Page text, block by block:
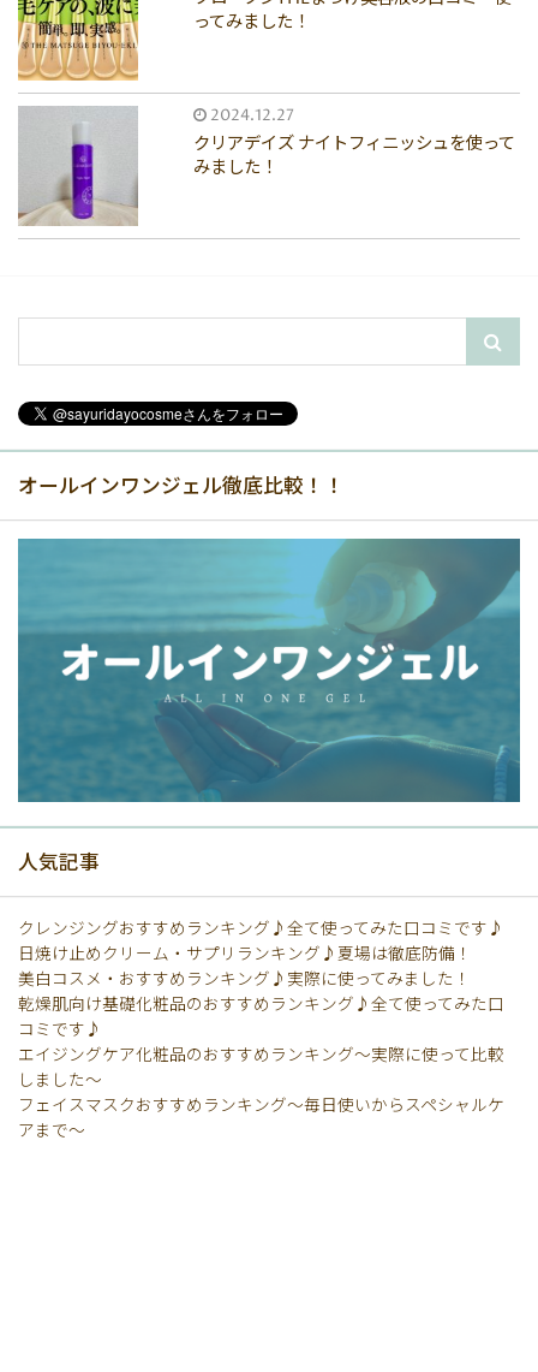
ってみました！
2024.12.27
クリアデイズ ナイトフィニッシュを使って
みました！
オールインワンジェル徹底比較！！
人気記事
クレンジングおすすめランキング♪全て使ってみた口コミです♪
日焼け止めクリーム・サプリランキング♪夏場は徹底防備！
美白コスメ・おすすめランキング♪実際に使ってみました！
乾燥肌向け基礎化粧品のおすすめランキング♪全て使ってみた口
コミです♪
エイジングケア化粧品のおすすめランキング〜実際に使って比較
しました〜
フェイスマスクおすすめランキング〜毎日使いからスペシャルケ
アまで〜